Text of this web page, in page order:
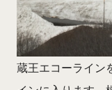
蔵王エコーライン